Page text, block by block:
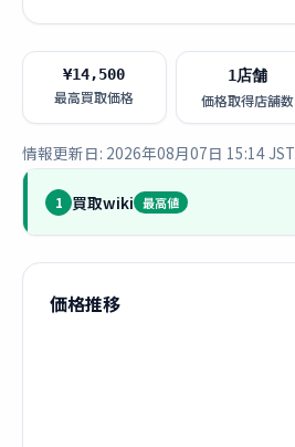
¥14,500
最高買取価格
1店舗
価格取得店舗数
情報更新日: 2026年08月07日 15:14 JST
1 買取wiki 最高値
価格推移